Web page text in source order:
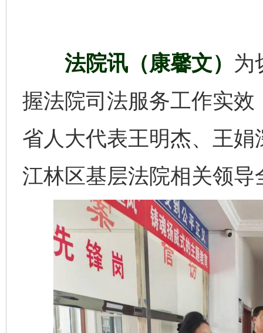
法院讯（康馨文） 为
握法院司法服务工作实
省人大代表王明杰、王
江林区基层法院相关领导